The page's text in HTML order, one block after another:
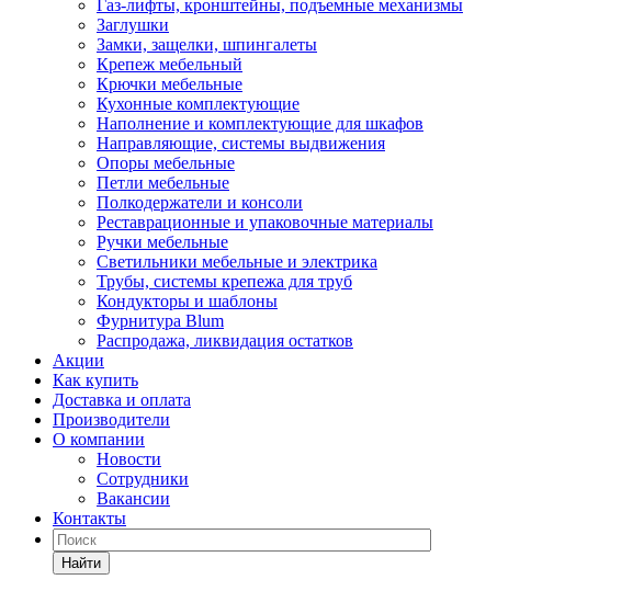
Газ-лифты, кронштейны, подъемные механизмы
Заглушки
Замки, защелки, шпингалеты
Крепеж мебельный
Крючки мебельные
Кухонные комплектующие
Наполнение и комплектующие для шкафов
Направляющие, системы выдвижения
Опоры мебельные
Петли мебельные
Полкодержатели и консоли
Реставрационные и упаковочные материалы
Ручки мебельные
Светильники мебельные и электрика
Трубы, системы крепежа для труб
Кондукторы и шаблоны
Фурнитура Blum
Распродажа, ликвидация остатков
Акции
Как купить
Доставка и оплата
Производители
О компании
Новости
Сотрудники
Вакансии
Контакты
Найти